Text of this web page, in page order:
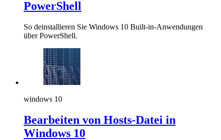
PowerShell
So deinstallieren Sie Windows 10 Built-in-Anwendungen
über PowerShell.
windows 10
Bearbeiten von Hosts-Datei in
Windows 10